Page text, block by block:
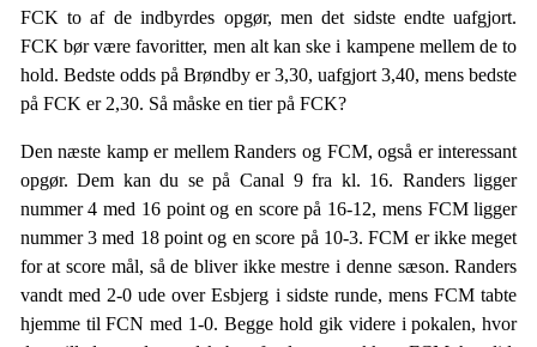
FCK to af de indbyrdes opgør, men det sidste endte uafgjort.
FCK bør være favoritter, men alt kan ske i kampene mellem de to
hold. Bedste odds på Brøndby er 3,30, uafgjort 3,40, mens bedste
på FCK er 2,30. Så måske en tier på FCK?
Den næste kamp er mellem Randers og FCM, også er interessant
opgør. Dem kan du se på Canal 9 fra kl. 16. Randers ligger
nummer 4 med 16 point og en score på 16-12, mens FCM ligger
nummer 3 med 18 point og en score på 10-3. FCM er ikke meget
for at score mål, så de bliver ikke mestre i denne sæson. Randers
vandt med 2-0 ude over Esbjerg i sidste runde, mens FCM tabte
hjemme til FCN med 1-0. Begge hold gik videre i pokalen, hvor